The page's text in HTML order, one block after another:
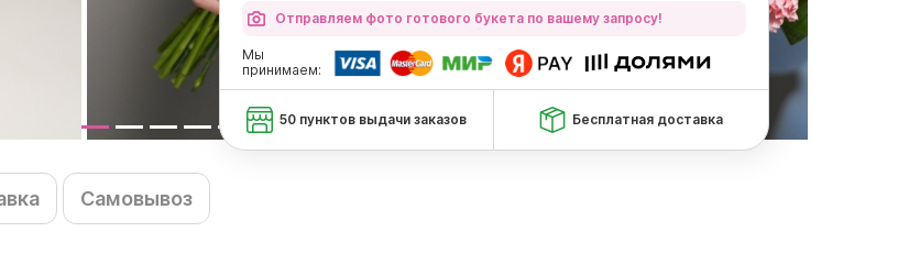
Отправляем фото готового букета по вашему запросу!
Мы
принимаем:
50 пунктов выдачи заказов Бесплатная доставка
Самовывоз